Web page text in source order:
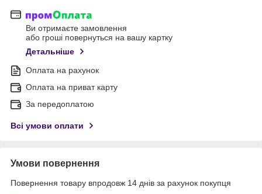
Ви отримаєте замовлення
або гроші повернуться на вашу картку
Детальніше
Оплата на рахунок
Оплата на приват карту
За передоплатою
Всі умови оплати
Умови повернення
Повернення товару впродовж 14 днів за рахунок покупця